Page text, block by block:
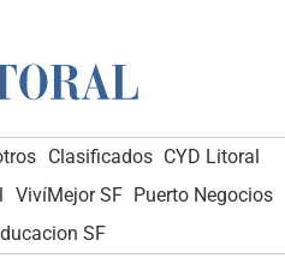
Clasificados CYD Litoral
VivíMejor SF Puerto Negocios
SF